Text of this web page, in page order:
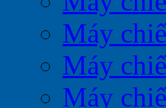
Máy
Máy
Máy